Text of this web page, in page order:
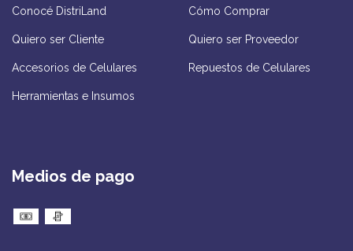
Conocé DistriLand Cómo Comprar
Quiero ser Cliente Quiero ser Proveedor
Accesorios de Celulares Repuestos de Celulares
Herramientas e Insumos
Medios de pago